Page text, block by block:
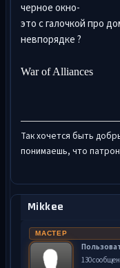
черное окно-
это с галочкой про
невпорядке ?
War of Alliances
Так хочется быть
понимаешь, что
Mikkee
МАСТЕР
130